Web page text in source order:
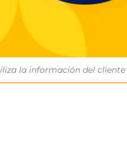
la información del